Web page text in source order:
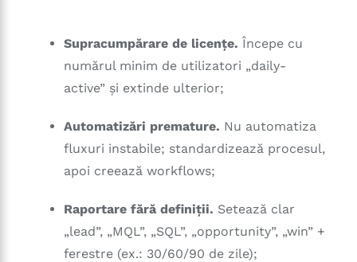
Supracumpărare de licențe. Începe cu
numărul minim de utilizatori „daily-
active” și extinde ulterior;
Automatizări premature. Nu automatiza
fluxuri instabile; standardizează procesul,
apoi creează workflows;
Raportare fără definiții. Setează clar
„lead”, „MQL”, „SQL”, „opportunity”, „win” +
ferestre (ex.: 30/60/90 de zile);